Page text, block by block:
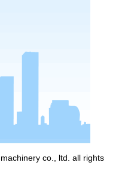
co., ltd. all rights